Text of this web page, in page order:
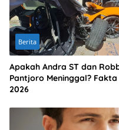
Berita
Apakah Andra ST dan
Pantjoro Meninggal? Fakta
2026